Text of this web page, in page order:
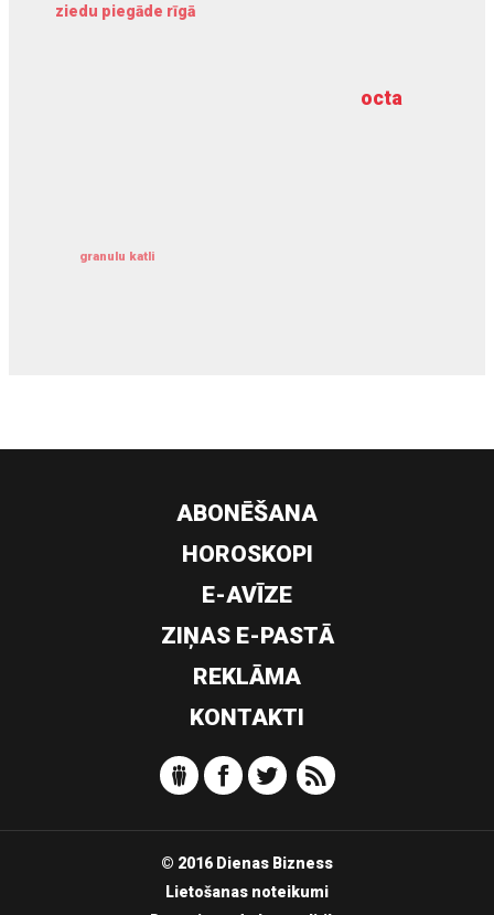
octa
ziedu piegāde rīgā
granulu katli
dziļurbums
ABONĒŠANA
HOROSKOPI
E-AVĪZE
ZIŅAS E-PASTĀ
REKLĀMA
KONTAKTI
© 2016 Dienas Bizness
Lietošanas noteikumi